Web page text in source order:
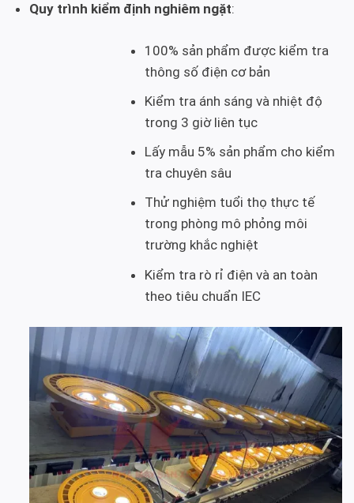
Quy trình kiểm định nghiêm ngặt:
100% sản phẩm được kiểm tra
thông số điện cơ bản
Kiểm tra ánh sáng và nhiệt độ
trong 3 giờ liên tục
Lấy mẫu 5% sản phẩm cho kiểm
tra chuyên sâu
Thử nghiệm tuổi thọ thực tế
trong phòng mô phỏng môi
trường khắc nghiệt
Kiểm tra rò rỉ điện và an toàn
theo tiêu chuẩn IEC